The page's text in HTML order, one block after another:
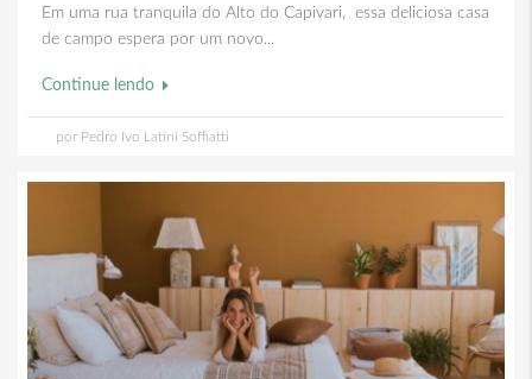
Em uma rua tranquila do Alto do Capivari, essa deliciosa casa
de campo espera por um novo...
Continue lendo
por Pedro Ivo Latini Soffiatti